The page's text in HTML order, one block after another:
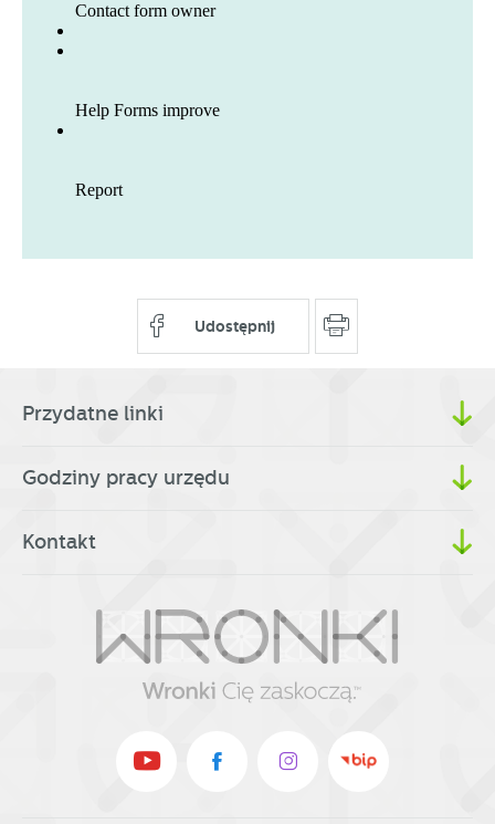
Udostępnij
Przydatne linki
Godziny pracy urzędu
Kontakt